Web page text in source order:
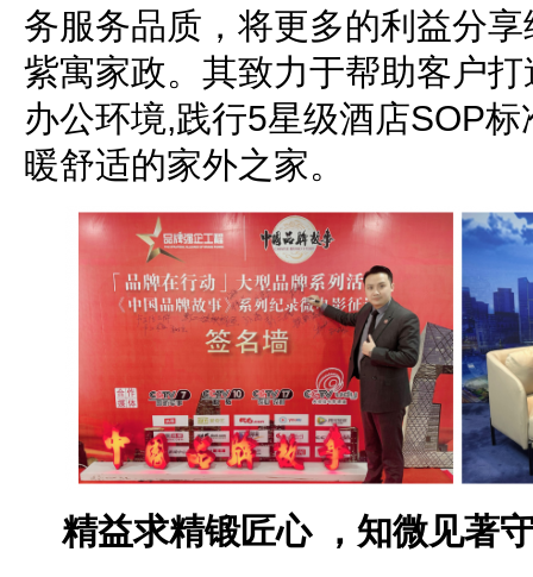
务服务品质，将更多的利益分
紫寓家政。其致力于帮助客户
办公环境,践行5星级酒店SOP
暖舒适的家外之家。
精益求精锻匠心 ，知微见著